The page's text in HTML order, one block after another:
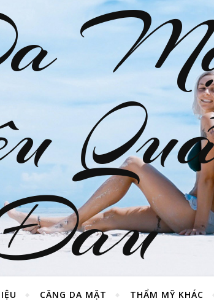
CĂNG DA MẶT THẨM MỸ KHÁC